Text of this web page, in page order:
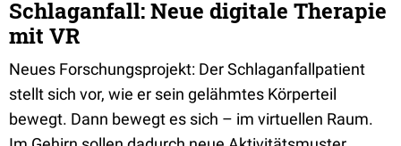
Schlaganfall: Neue digitale Therapie
mit VR
Neues Forschungsprojekt: Der Schlaganfallpatient
stellt sich vor, wie er sein gelähmtes Körperteil
bewegt. Dann bewegt es sich – im virtuellen Raum.